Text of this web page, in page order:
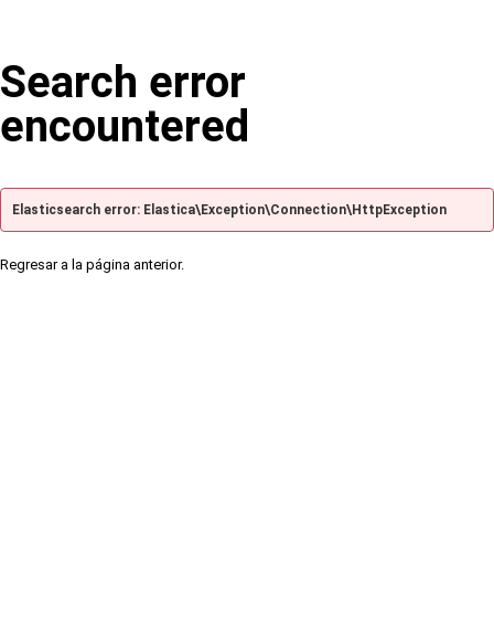
Search error
encountered
Elasticsearch error: Elastica\Exception\Connection\HttpException
Regresar a la página anterior.